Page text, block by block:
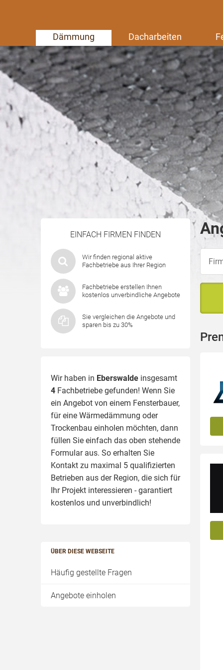
Dämmung Dacharbeiten
EINFACH FIRMEN FINDEN
Wir finden regional aktive
Fachbetriebe aus Ihrer Region
Fachbetriebe erstellen Ihnen
kostenlos unverbindliche Angebote
Sie vergleichen die Angebote und
sparen bis zu 30%
Wir haben in Eberswalde insgesamt
4 Fachbetriebe gefunden! Wenn Sie
ein Angebot von einem Fensterbauer,
für eine Wärmedämmung oder
Trockenbau einholen möchten, dann
füllen Sie einfach das oben stehende
Formular aus. So erhalten Sie
Kontakt zu maximal 5 qualifizierten
Betrieben aus der Region, die sich für
Ihr Projekt interessieren - garantiert
kostenlos und unverbindlich!
ÜBER DIESE WEBSEITE
Häufig gestellte Fragen
Angebote einholen